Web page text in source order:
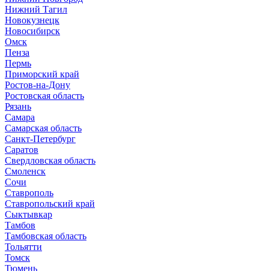
Нижний Тагил
Новокузнецк
Новосибирск
Омск
Пенза
Пермь
Приморский край
Ростов-на-Дону
Ростовская область
Рязань
Самара
Самарская область
Санкт-Петербург
Саратов
Свердловская область
Смоленск
Сочи
Ставрополь
Ставропольский край
Сыктывкар
Тамбов
Тамбовская область
Тольятти
Томск
Тюмень